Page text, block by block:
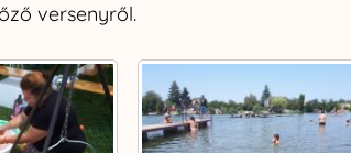
versenyről.